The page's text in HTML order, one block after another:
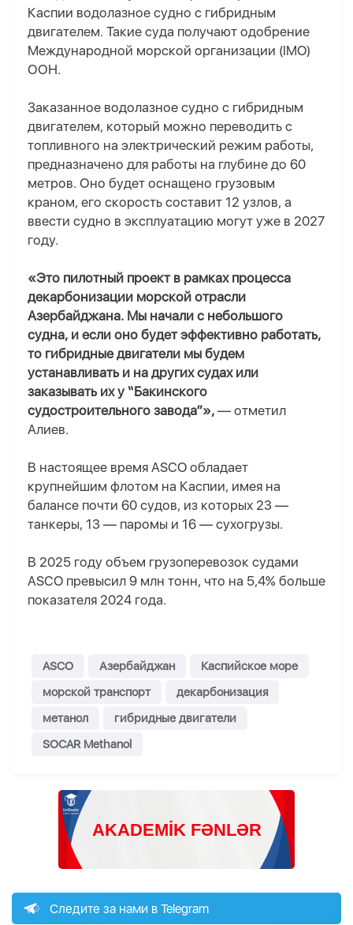
Каспии водолазное судно с гибридным
двигателем. Такие суда получают одобрение
Международной морской организации (IMO)
ООН.
Заказанное водолазное судно с гибридным
двигателем, который можно переводить с
топливного на электрический режим работы,
предназначено для работы на глубине до 60
метров. Оно будет оснащено грузовым
краном, его скорость составит 12 узлов, а
ввести судно в эксплуатацию могут уже в 2027
году.
«Это пилотный проект в рамках процесса
декарбонизации морской отрасли
Азербайджана. Мы начали с небольшого
судна, и если оно будет эффективно работать,
то гибридные двигатели мы будем
устанавливать и на других судах или
заказывать их у “Бакинского
судостроительного завода”», — отметил
Алиев.
В настоящее время ASCO обладает
крупнейшим флотом на Каспии, имея на
балансе почти 60 судов, из которых 23 —
танкеры, 13 — паромы и 16 — сухогрузы.
В 2025 году объем грузоперевозок судами
ASCO превысил 9 млн тонн, что на 5,4% больше
показателя 2024 года.
ASCO Азербайджан
Каспийское море
морской транспорт
декарбонизация
метанол
гибридные двигатели
SOCAR Methanol
Следите за нами в Telegram